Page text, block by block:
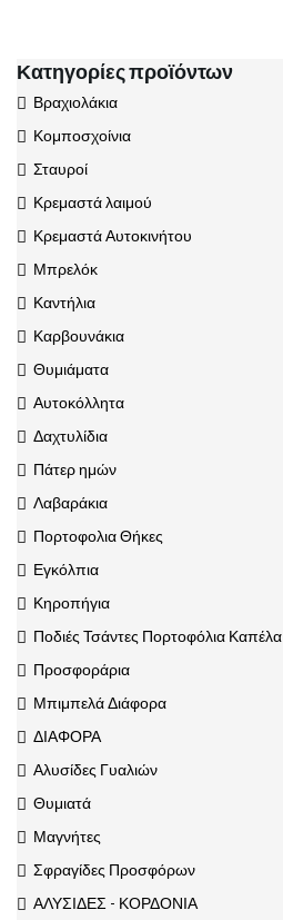
Κατηγορίες προϊόντων
Βραχιολάκια
Κομποσχοίνια
Σταυροί
Κρεμαστά λαιμού
Κρεμαστά Αυτοκινήτου
Μπρελόκ
Καντήλια
Καρβουνάκια
Θυμιάματα
Αυτοκόλλητα
Δαχτυλίδια
Πάτερ ημών
Λαβαράκια
Πορτοφολια Θήκες
Εγκόλπια
Κηροπήγια
Ποδιές Τσάντες Πορτοφόλια Καπέλα
Προσφοράρια
Μπιμπελά Διάφορα
ΔΙΑΦΟΡΑ
Αλυσίδες Γυαλιών
Θυμιατά
Μαγνήτες
Σφραγίδες Προσφόρων
ΑΛΥΣΙΔΕΣ - ΚΟΡΔΟΝΙΑ